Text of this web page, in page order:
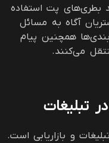
بطری‌های پت استفاده
آگاه به مسائل
همچنین پیام
می‌کنند.
تبلیغات
و بازاریابی است.